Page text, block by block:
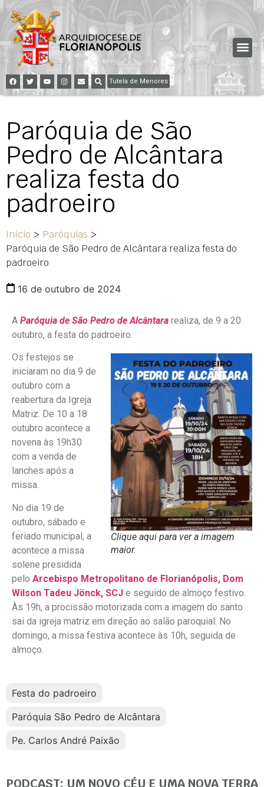
Tutela de Menores
Paróquia de São
Pedro de Alcântara
realiza festa do
padroeiro
Início > Paróquias >
Paróquia de São Pedro de Alcântara realiza festa do
padroeiro
16 de outubro de 2024
A Paróquia de São Pedro de Alcântara realiza, de 9 a 20
outubro, a festa do padroeiro.
Clique aqui para ver a imagem
maior.
Os festejos se
iniciaram no dia 9 de
outubro com a
reabertura da Igreja
Matriz. De 10 a 18
outubro acontece a
novena às 19h30
com a venda de
lanches após a
missa.
No dia 19 de
outubro, sábado e
feriado municipal, a
acontece a missa
solene presidida
pelo Arcebispo Metropolitano de Florianópolis, Dom
Wilson Tadeu Jönck, SCJ e seguido de almoço festivo.
Às 19h, a procissão motorizada com a imagem do santo
sai da igreja matriz em direção ao salão paroquial. No
domingo, a missa festiva acontece às 10h, seguida de
almoço.
Festa do padroeiro
Paróquia São Pedro de Alcântara
Pe. Carlos André Paixão
PODCAST: UM NOVO CÉU E UMA NOVA TERRA